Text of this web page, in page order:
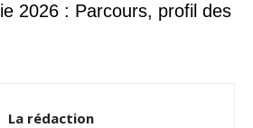
2026 : Parcours, profil des
La rédaction